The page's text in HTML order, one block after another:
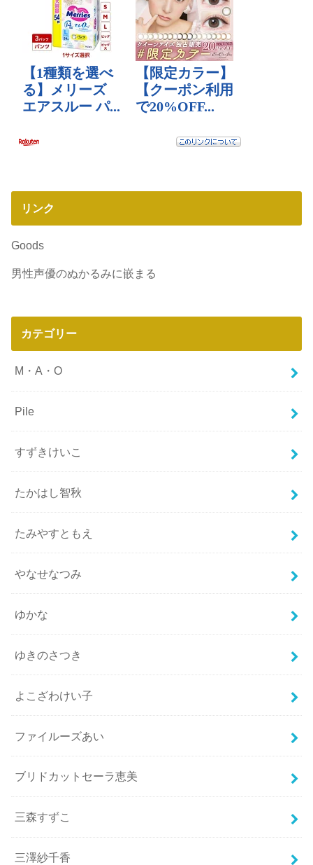
リンク
Goods
男性声優のぬかるみに嵌まる
カテゴリー
M・A・O
Pile
すずきけいこ
たかはし智秋
たみやすともえ
やなせなつみ
ゆかな
ゆきのさつき
よこざわけい子
ファイルーズあい
ブリドカットセーラ恵美
三森すずこ
三澤紗千香